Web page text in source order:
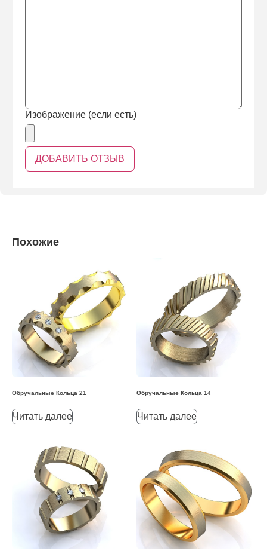
Изображение (если есть)
Похожие
Обручальные Кольца 21
Читать далее
Обручальные Кольца 14
Читать далее